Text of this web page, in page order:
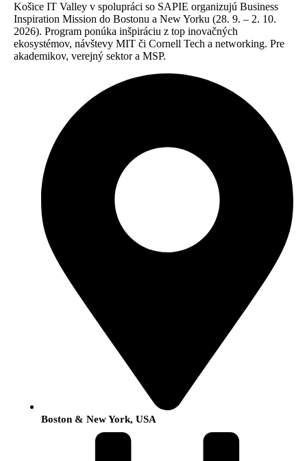
Košice IT Valley v spolupráci so SAPIE organizujú Business
Inspiration Mission do Bostonu a New Yorku (28. 9. – 2. 10.
2026). Program ponúka inšpiráciu z top inovačných
ekosystémov, návštevy MIT či Cornell Tech a networking. Pre
akademikov, verejný sektor a MSP.
Boston & New York, USA